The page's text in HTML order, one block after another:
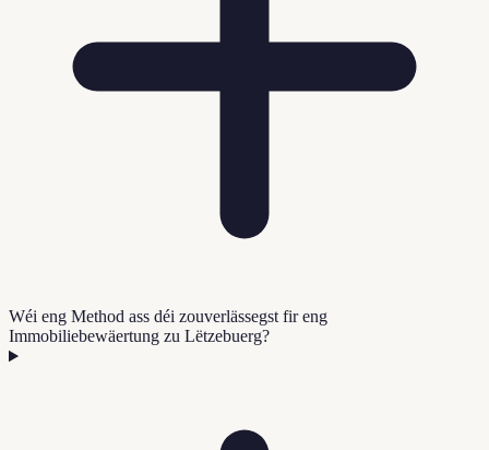
Wéi eng Method ass déi zouverlässegst fir eng
Immobiliebewäertung zu Lëtzebuerg?